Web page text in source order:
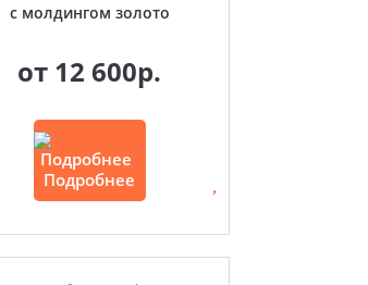
с молдингом золото
от 12 600р.
Подробнее